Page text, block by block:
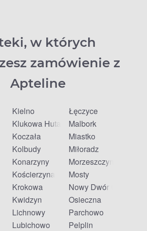
w których
zamówienie z
Apteline
Kielno
Klukowa Huta
Koczała
Kolbudy
Konarzyny
Kościerzyna
Krokowa
Kwidzyn
Lichnowy
Lubichowo
Łęczyce
Malbork
Miastko
Miłoradz
Morzeszczyn
Mosty
Nowy Dwór Gdański
Osieczna
Parchowo
Pelplin